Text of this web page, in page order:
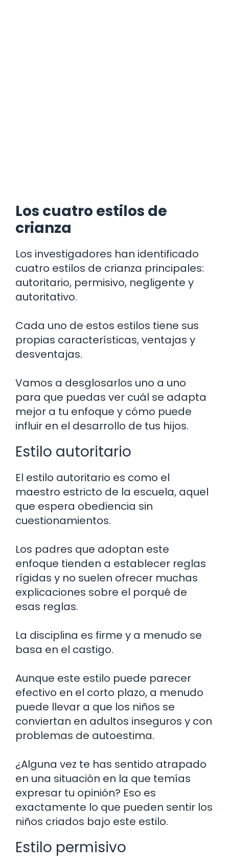
Los cuatro estilos de
crianza
Los investigadores han identificado
cuatro estilos de crianza principales:
autoritario, permisivo, negligente y
autoritativo.
Cada uno de estos estilos tiene sus
propias características, ventajas y
desventajas.
Vamos a desglosarlos uno a uno
para que puedas ver cuál se adapta
mejor a tu enfoque y cómo puede
influir en el desarrollo de tus hijos.
Estilo autoritario
El estilo autoritario es como el
maestro estricto de la escuela, aquel
que espera obediencia sin
cuestionamientos.
Los padres que adoptan este
enfoque tienden a establecer reglas
rígidas y no suelen ofrecer muchas
explicaciones sobre el porqué de
esas reglas.
La disciplina es firme y a menudo se
basa en el castigo.
Aunque este estilo puede parecer
efectivo en el corto plazo, a menudo
puede llevar a que los niños se
conviertan en adultos inseguros y con
problemas de autoestima.
¿Alguna vez te has sentido atrapado
en una situación en la que temías
expresar tu opinión? Eso es
exactamente lo que pueden sentir los
niños criados bajo este estilo.
Estilo permisivo